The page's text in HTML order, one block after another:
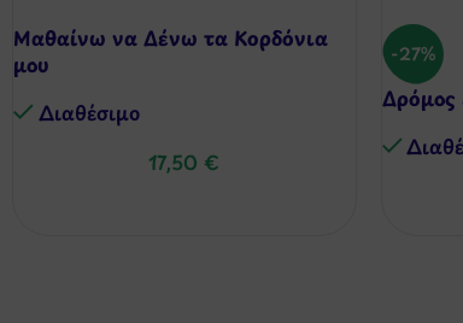
Μαθαίνω να Δένω τα Κορδόνια
μου
Διαθέσιμo
17,50€
-27%
Δρόμος